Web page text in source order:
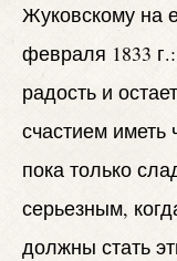
Жуковскому на
февраля 1833
радость и
счастием иметь
пока только
серьезным,
должны стать